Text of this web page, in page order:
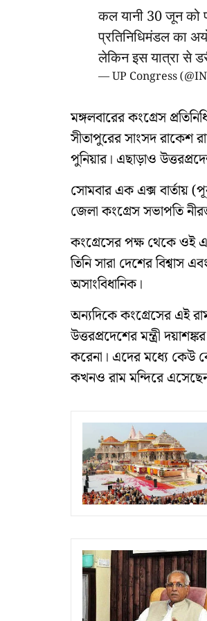
कल यानी 30 जून को
प्रतिनिधिमंडल का
लेकिन इस यात्रा से
— UP Congress
মঙ্গলবারের কংগ্রেস
সীতাপুরের সাংসদ রাকেশ
পুনিয়ার। এছাড়াও
সোমবার এক এক্স বার্তায়
জেলা কংগ্রেস সভাপতি
কংগ্রেসের পক্ষ থেকে ওই
তিনি সারা দেশের বিশ্বাস
অসাংবিধানিক।
অন্যদিকে কংগ্রেসের এই
উত্তরপ্রদেশের মন্ত্রী
করেনা। এদের মধ্যে কেউ
কখনও রাম মন্দিরে